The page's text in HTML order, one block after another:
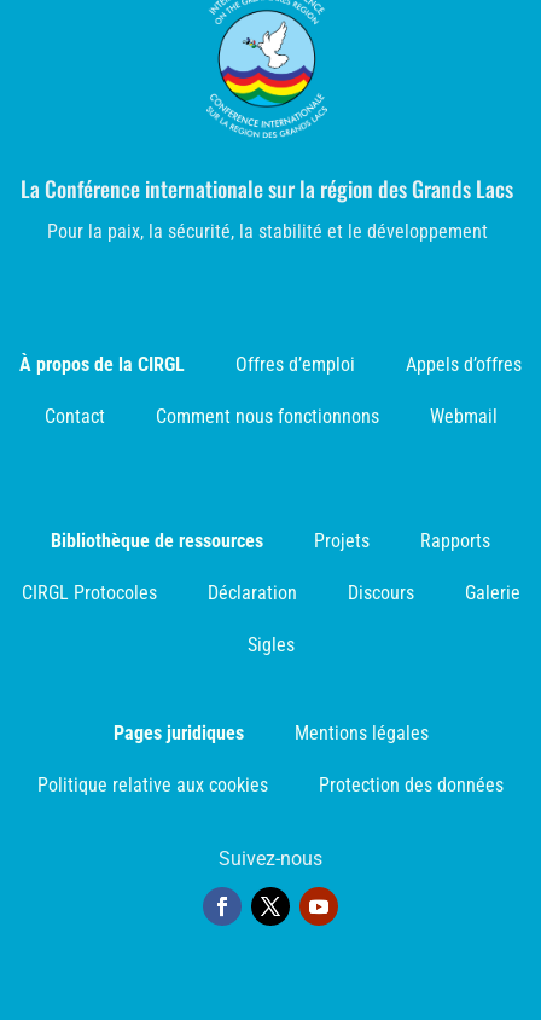
La Conférence internationale sur la région des Grands Lacs
Pour la paix, la sécurité, la stabilité et le développement
À propos de la CIRGL Offres d’emploi Appels d’offres
Contact Comment nous fonctionnons Webmail
Bibliothèque de ressources Projets Rapports
CIRGL Protocoles Déclaration Discours Galerie
Sigles
Pages juridiques Mentions légales
Politique relative aux cookies Protection des données
Suivez-nous